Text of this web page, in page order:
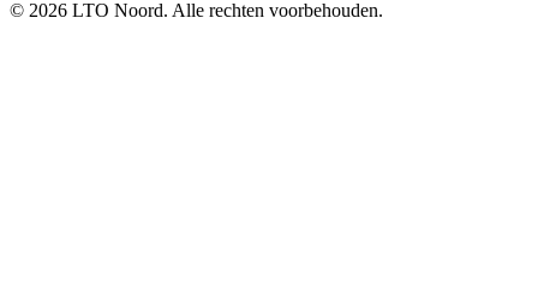
© 2026 LTO Noord. Alle rechten voorbehouden.